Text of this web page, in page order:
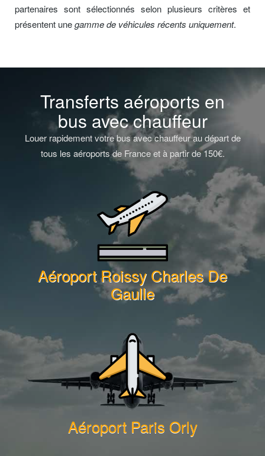
partenaires sont sélectionnés selon plusieurs critères et
présentent unegamme de véhicules récents uniquement.
Transferts aéroports en
bus avec chauffeur
Louer rapidement votre bus avec chauffeur au départ de
tous les aéroports de France et à partir de 150€.
Aéroport Roissy Charles De
Gaulle
Aéroport Paris Orly